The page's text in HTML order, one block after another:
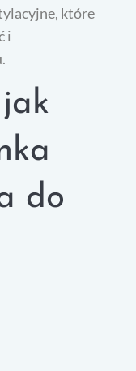
które
i
do